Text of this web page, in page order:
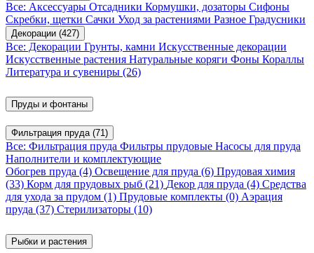
Все: Аксессуары Отсадники Кормушки, дозаторы Сифоны
Скребки, щетки Сачки Уход за растениями Разное Градусники
Декорации (427)
Все: Декорации Грунты, камни Искусственные декорации
Искусственные растения Натуральные коряги Фоны Кораллы
Литература и сувениры (26)
Пруды и фонтаны
Фильтрация пруда (71)
Все: Фильтрация пруда Фильтры прудовые Насосы для пруда
Наполнители и комплектующие
Обогрев пруда (4) Освещение для пруда (6) Прудовая химия
(33) Корм для прудовых рыб (21) Декор для пруда (4) Средства
для ухода за прудом (1) Прудовые комплекты (0) Аэрация
пруда (37) Стерилизаторы (10)
Рыбки и растения